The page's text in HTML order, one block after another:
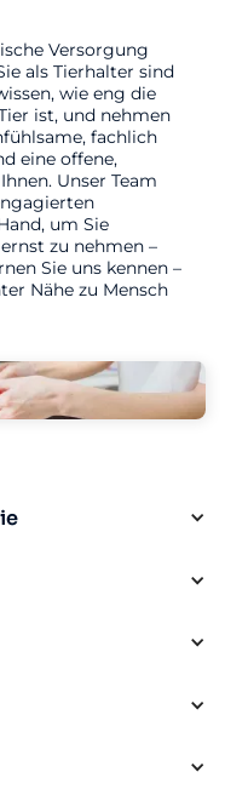
Versorgung
als Tierhalter sind
wie eng die
ist, und nehmen
fachlich
eine offene,
Unser Team
um Sie
zu nehmen –
Sie uns kennen –
Nähe zu Mensch